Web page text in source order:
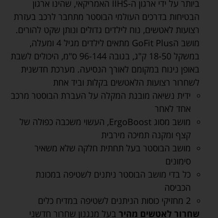
ביותר על ידי ארגון ה-IIHS האמריקאי, שהינו ארגון
הבטיחות בדרכים העולמי הבוסטר מתחבר לרכב בעזרת
רצועות לאטשים, נוח לילדים גדולים ונותן שקט להורים.
מושב הGoFit Plus מתאים לילדים מגיל 4 ומעלה,
במשקל 18-50 ק"ג, בגובה 96-144 ס"מ, היכולים לשבת
באופן נינוח במקומם לאורך הנסיעה. מערכת חדשנית
לשחרור רצועות הלאטשים בקלות וביד אחת
ידית נשיאה מובנת המקלה על העברת הבוסטר מרכב
אחד לאחר
מושב מסוג ErgoBoost, העשוי משכבה כפולה של
קצף ומקנה תמיכה מירבית
מושב הבוסטר בעל תחתית חלקה שלא משאיר
סימונים
כל בדי מושב הבוסטר ניתנים לשטיפה במכונת
הכביסה
2 מחזיקי כוסות הניתנים לשטיפה במדיח כלים
שחרור לאטשים מהיר בעל מנגנון שחרור חדשני